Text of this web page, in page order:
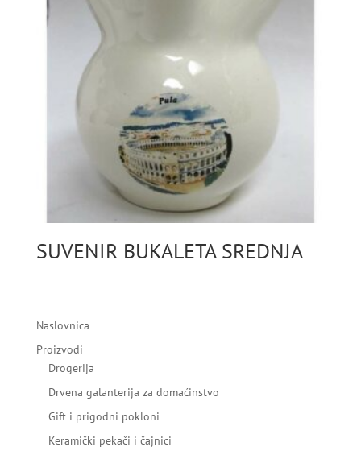
SUVENIR BUKALETA SREDNJA
Naslovnica
Proizvodi
Drogerija
Drvena galanterija za domaćinstvo
Gift i prigodni pokloni
Keramički pekači i čajnici